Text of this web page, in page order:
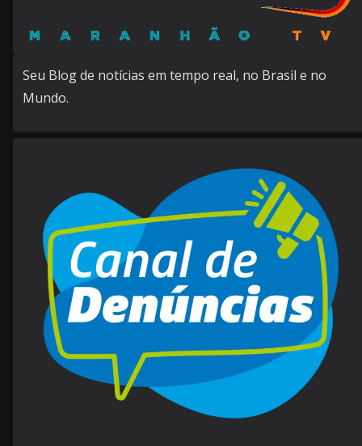
Seu Blog de notícias em tempo real, no Brasil e no
Mundo.